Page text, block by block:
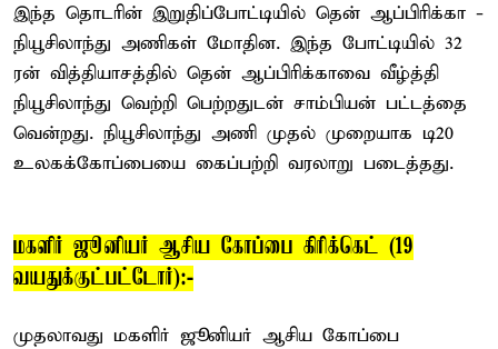
இந்த தொடரின் இறுதிப்போட்டியில் தென் ஆப்பிரிக்கா -
நியூசிலாந்து அணிகள் மோதின. இந்த போட்டியில் 32
ரன் வித்தியாசத்தில் தென் ஆப்பிரிக்காவை வீழ்த்தி
நியூசிலாந்து வெற்றி பெற்றதுடன் சாம்பியன் பட்டத்தை
வென்றது. நியூசிலாந்து அணி முதல் முறையாக டி20
உலகக்கோப்பையை கைப்பற்றி வரலாறு படைத்தது.
மகளிர் ஜூனியர் ஆசிய கோப்பை கிரிக்கெட் (19
வயதுக்குட்பட்டோர்):-
முதலாவது மகளிர் ஜூனியர் ஆசிய கோப்பை